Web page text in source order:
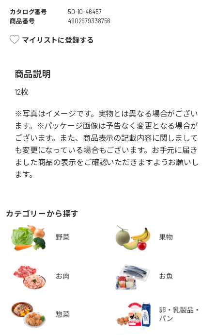
カタログ番号
50-10-46457
商品番号
4902979338756
マイリストに登録する
商品説明
12枚
※写真はイメージです。実物とは異なる場合がござい
ます。※パッケージ画像は予告なく変更となる場合が
ございます。また、商品表示の記載内容に関しまして
も変更になっている場合もございます。お手元に届き
ました商品の表示をご確認いただきますようお願いし
ます。
カテゴリーから探す